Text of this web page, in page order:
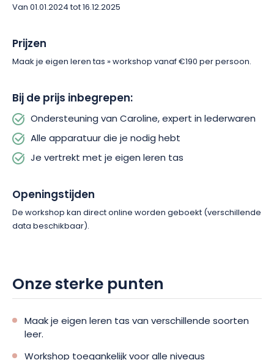
Van 01.01.2024 tot 16.12.2025
Prijzen
Maak je eigen leren tas » workshop vanaf €190 per persoon.
Bij de prijs inbegrepen:
Ondersteuning van Caroline, expert in lederwaren
Alle apparatuur die je nodig hebt
Je vertrekt met je eigen leren tas
Openingstijden
De workshop kan direct online worden geboekt (verschillende
data beschikbaar).
Onze sterke punten
Maak je eigen leren tas van verschillende soorten
leer.